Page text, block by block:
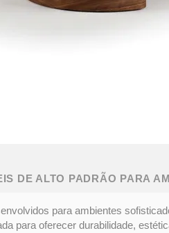
DE ALTO PADRÃO PARA
para ambientes
para oferecer durabilidade,